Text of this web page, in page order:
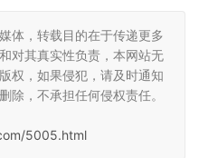
体，转载目的在于传递更多
对其真实性负责，本网站无
权，如果侵犯，请及时通知
除，不承担任何侵权责任。
5005.html